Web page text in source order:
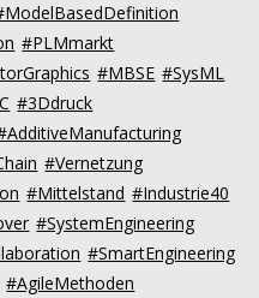
#PLMmarkt
#MBSE #SysML
#3Ddruck
#Vernetzung
#Mittelstand #Industrie40
#SystemEngineering
#SmartEngineering
#AgileMethoden